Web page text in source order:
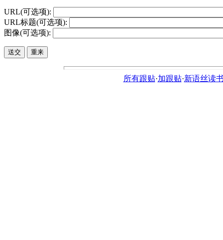
URL(可选项):
URL标题(可选项):
图像(可选项):
所有跟贴·加跟贴·新语丝读